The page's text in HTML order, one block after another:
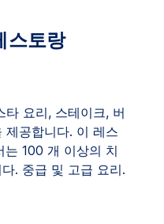
스토랑
타 요리, 스테이크, 버
제공합니다. 이 레스
는 100 개 이상의 치
. 중급 및 고급 요리.